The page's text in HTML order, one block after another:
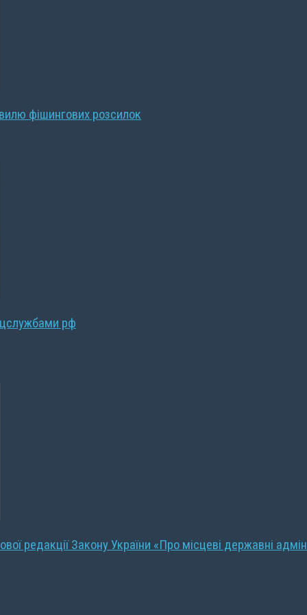
фішингових розсилок
рф
редакції Закону України «Про місцеві державні